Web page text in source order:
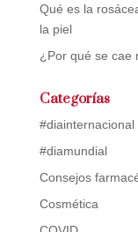
Qué es la
la piel
¿Por qué se cae
Categorías
#diainternacional
#diamundial
Consejos
Cosmética